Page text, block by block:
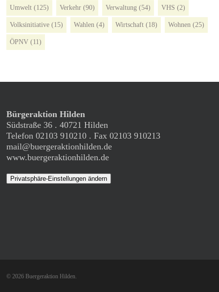
Umwelt (125) Verkehr (90) Verwaltung (54) VHS (2)
Volksinitiative (15) Wahlen (4) Wirtschaft (18) Wohnen (25)
ÖPNV (11)
Bürgeraktion Hilden
Südstraße 36 . 40721 Hilden
Telefon 02103 910210 . Fax 02103 910213
mail@buergeraktionhilden.de
www.buergeraktionhilden.de
Privatsphäre-Einstellungen ändern
© 2026 Buergeraktion Hilden.